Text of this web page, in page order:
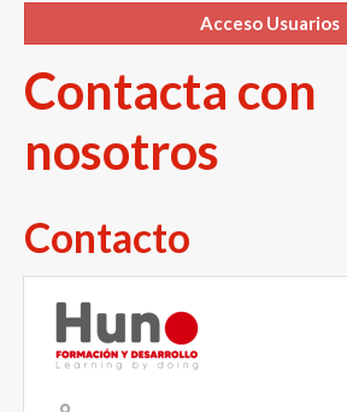
Programa de Inmersión Lingüística
Servicios Formativos
Alquiler de aulas
Acceso Usuarios
Contacta con
nosotros
Contacto